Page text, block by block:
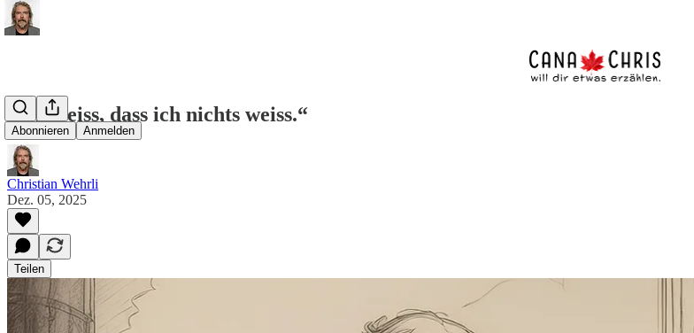
Abonnieren Anmelden
„Ich weiss, dass ich nichts weiss.“
Christian Wehrli
Dez. 05, 2025
Teilen